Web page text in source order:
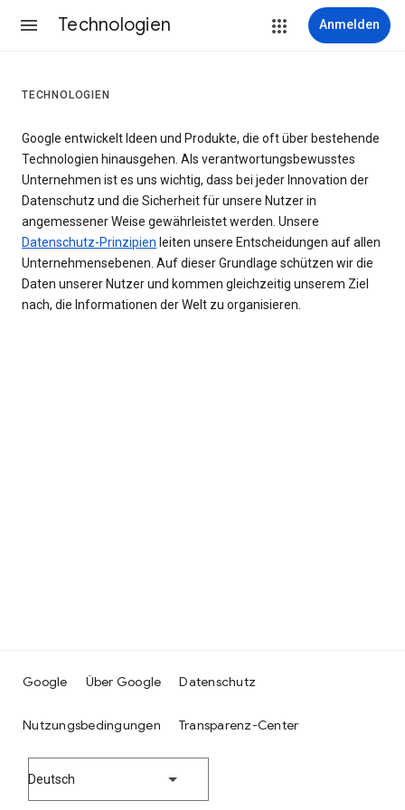
Technologien Anmelden
TECHNOLOGIEN
Google entwickelt Ideen und Produkte, die oft über bestehende
Technologien hinausgehen. Als verantwortungsbewusstes
Unternehmen ist es uns wichtig, dass bei jeder Innovation der
Datenschutz und die Sicherheit für unsere Nutzer in
angemessener Weise gewährleistet werden. Unsere
Datenschutz-Prinzipien leiten unsere Entscheidungen auf allen
Unternehmensebenen. Auf dieser Grundlage schützen wir die
Daten unserer Nutzer und kommen gleichzeitig unserem Ziel
nach, die Informationen der Welt zu organisieren.
Google Über Google Datenschutz
Nutzungsbedingungen Transparenz-Center
Deutsch